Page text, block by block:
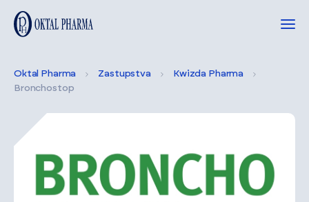
Oktal Pharma Zastupstva
Kwizda Pharma
Bronchostop